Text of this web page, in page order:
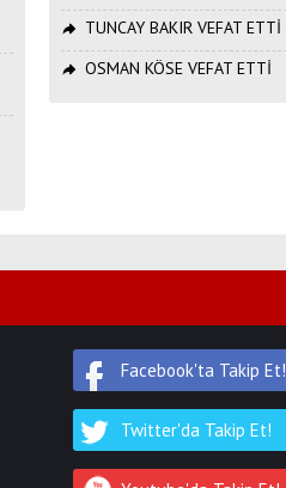
TUNCAY BAKIR VEFAT ETTİ
OSMAN KÖSE VEFAT ETTİ
Facebook'ta Takip Et!
Twitter'da Takip Et!